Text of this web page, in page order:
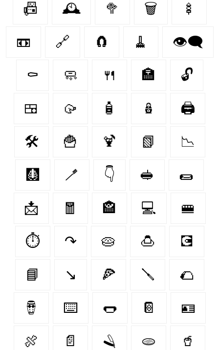
📠 🕰️ 🥦 🗑️ 🍢
📼 🔗 🧲 🧹 👁️‍🗨️
⚰️ 🧼 🍴 🏣 🔓
🍱 🥠 🧴 🪆 🖨️
🛠️ 🍟 🍹 📗 📉
🩻 🪥 👇 🥪 🌯
📩 🧧 🏤 💻 🚝
⏱️ ↷ 🥧 🍮 💽
📘 ↘ 🍕 🪛 🌮
🪘 ⌨️ 🌭 📔 🪪
🍖 📄 🪒 🫓 🥤